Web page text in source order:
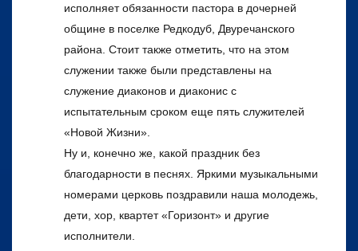
исполняет обязанности пастора в дочерней
общине в поселке Редкодуб, Двуречанского
района. Стоит также отметить, что на этом
служении также были представлены на
служение диаконов и диаконис с
испытательным сроком еще пять служителей
«Новой Жизни».
Ну и, конечно же, какой праздник без
благодарности в песнях. Яркими музыкальными
номерами церковь поздравили наша молодежь,
дети, хор, квартет «Горизонт» и другие
исполнители.